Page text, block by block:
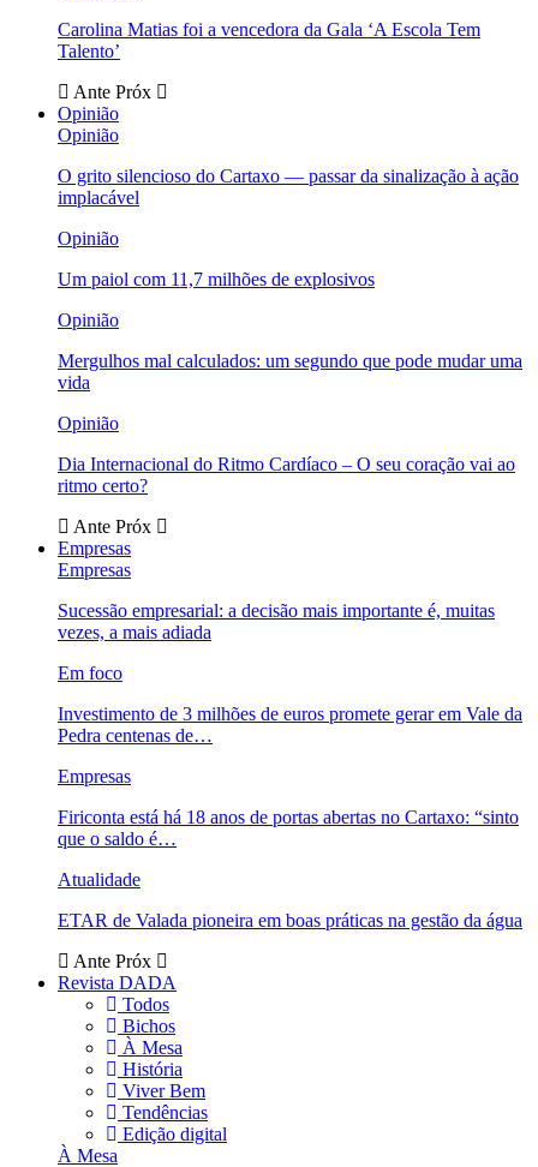
Carolina Matias foi a vencedora da Gala ‘A Escola Tem
Talento’
Ante Próx
Opinião
Opinião
O grito silencioso do Cartaxo — passar da sinalização à ação
implacável
Opinião
Um paiol com 11,7 milhões de explosivos
Opinião
Mergulhos mal calculados: um segundo que pode mudar uma
vida
Opinião
Dia Internacional do Ritmo Cardíaco – O seu coração vai ao
ritmo certo?
Ante Próx
Empresas
Empresas
Sucessão empresarial: a decisão mais importante é, muitas
vezes, a mais adiada
Em foco
Investimento de 3 milhões de euros promete gerar em Vale da
Pedra centenas de…
Empresas
Firiconta está há 18 anos de portas abertas no Cartaxo: “sinto
que o saldo é…
Atualidade
ETAR de Valada pioneira em boas práticas na gestão da água
Ante Próx
Revista DADA
Todos
Bichos
À Mesa
História
Viver Bem
Tendências
Edição digital
À Mesa